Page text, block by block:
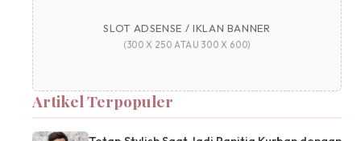
SLOT ADSENSE / IKLAN BANNER
(300 X 250 ATAU 300 X 600)
Artikel Terpopuler